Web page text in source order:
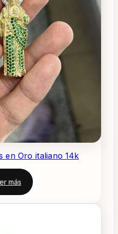
en Oro italiano 14k
más